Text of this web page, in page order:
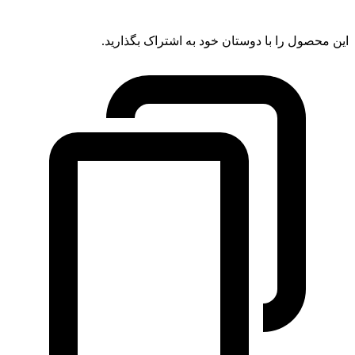
این محصول را با دوستان خود به اشتراک بگذارید.